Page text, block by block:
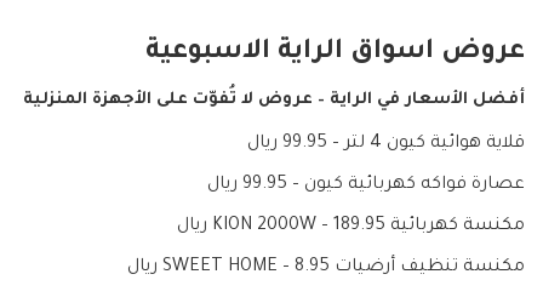
عروض اسواق الراية الاسبوعية
أفضل الأسعار في الراية – عروض لا تُفوّت على الأجهزة المنزلية
قلاية هوائية كيون 4 لتر – 99.95 ريال
عصارة فواكه كهربائية كيون – 99.95 ريال
مكنسة كهربائية KION 2000W – 189.95 ريال
مكنسة تنظيف أرضيات SWEET HOME – 8.95 ريال